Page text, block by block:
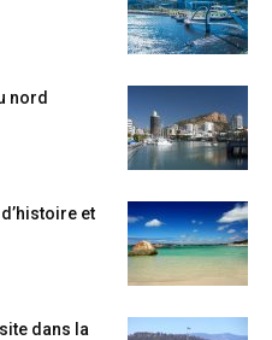
nord
d’histoire et
dans la